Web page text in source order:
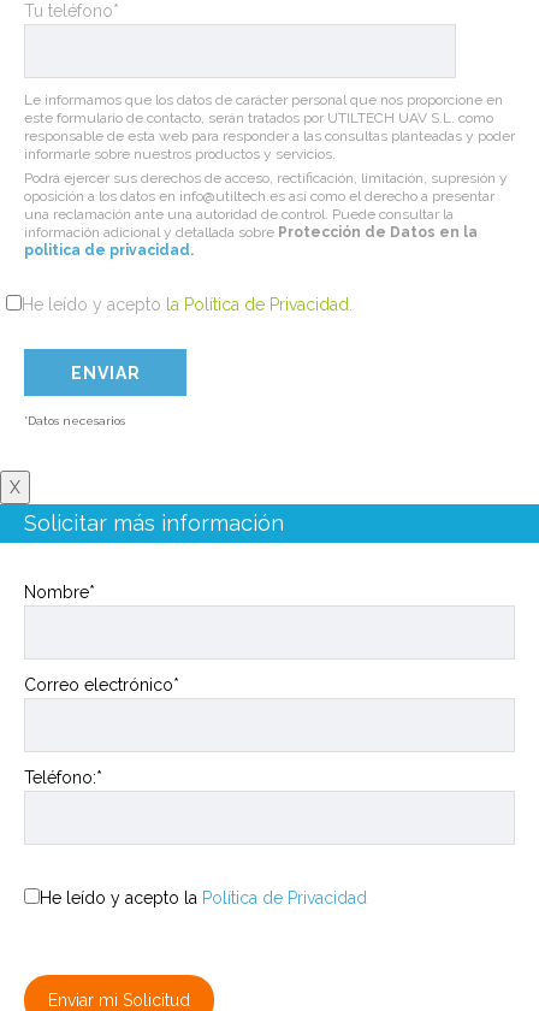
Tu teléfono*
Le informamos que los datos de carácter personal que nos proporcione en
este formulario de contacto, serán tratados por UTILTECH UAV S.L. como
responsable de esta web para responder a las consultas planteadas y poder
informarle sobre nuestros productos y servicios.
Podrá ejercer sus derechos de acceso, rectificación, limitación, supresión y
oposición a los datos en info@utiltech.es así como el derecho a presentar
una reclamación ante una autoridad de control. Puede consultar la
información adicional y detallada sobre Protección de Datos en la
politica de privacidad.
He leído y acepto la Política de Privacidad
*Datos necesarios
X
Solicitar más información
Nombre*
Correo electrónico*
Teléfono:*
He leído y acepto la Política de Privacidad